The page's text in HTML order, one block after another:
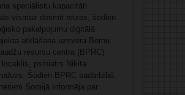
speciālistu kapacitāti
vismaz desmit reizes, šodien
pakalpojumu digitālā
atklāšanā uzsvēra Bērnu
resursu centra (BPRC)
loceklis, psihiatrs Ņikita
Šodien BPRC sadarbībā
Somijā informēja par